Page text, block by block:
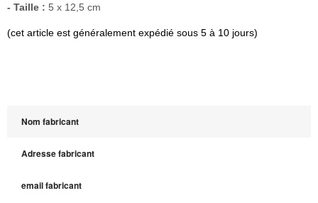
- Taille : 5 x 12,5 cm
(cet article est généralement expédié sous 5 à 10 jours)
Nom fabricant
Adresse fabricant
email fabricant